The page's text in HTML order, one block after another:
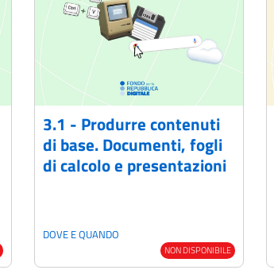
3.1 - Produrre contenuti
di base. Documenti, fogli
di calcolo e presentazioni
DOVE E QUANDO
NON DISPONIBILE